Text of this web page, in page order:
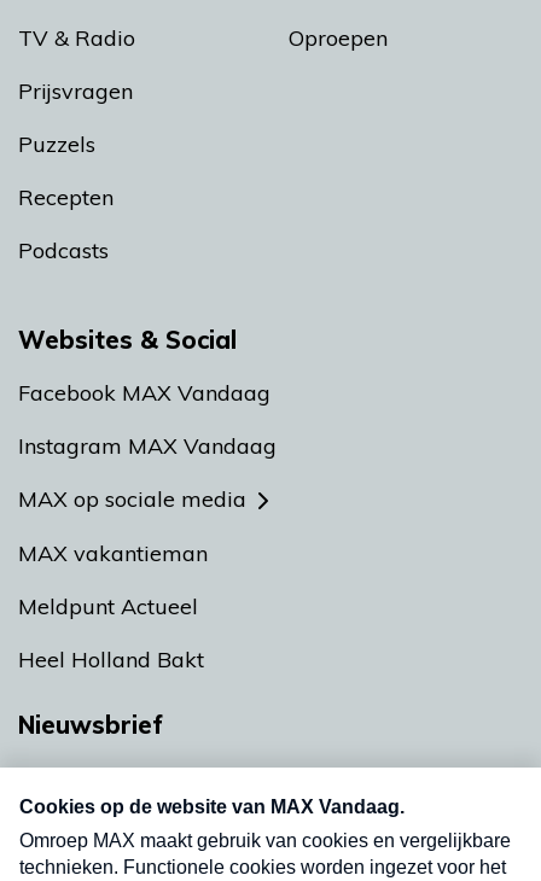
TV & Radio
Prijsvragen
Puzzels
Recepten
Podcasts
Oproepen
Websites & Social
Facebook MAX Vandaag
Instagram MAX Vandaag
MAX op sociale media
MAX vakantieman
Meldpunt Actueel
Heel Holland Bakt
Nieuwsbrief
nieuwsbrief. Elke vrijdag- en dinsdagochtend in
uw mailbox.